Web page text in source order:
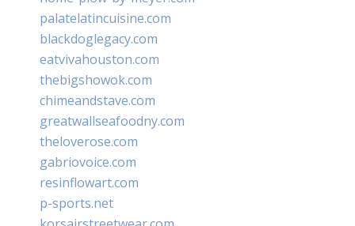
palatelatincuisine.com
blackdoglegacy.com
eatvivahouston.com
thebigshowok.com
chimeandstave.com
greatwallseafoodny.com
theloverose.com
gabriovoice.com
resinflowart.com
p-sports.net